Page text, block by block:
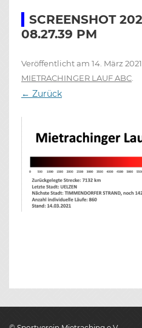
SCREENSHOT
08.27.39 PM
Veröffentlicht am 14. März 2021
MIETRACHINGER LAUF ABC
← Zurück